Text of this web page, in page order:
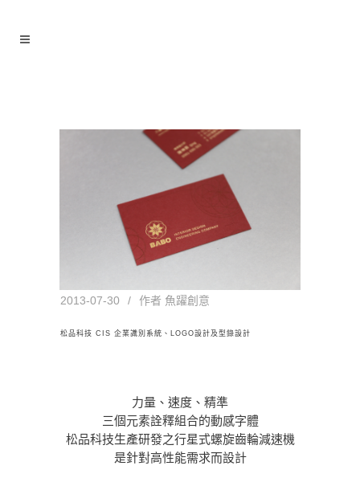
2013-07-30 作者 魚躍創意
松品科技 CIS 企業識別系統、LOGO設計及型錄設計
力量、速度、精準
三個元素詮釋組合的動感字體
松品科技生產研發之行星式螺旋齒輪減速機
是針對高性能需求而設計